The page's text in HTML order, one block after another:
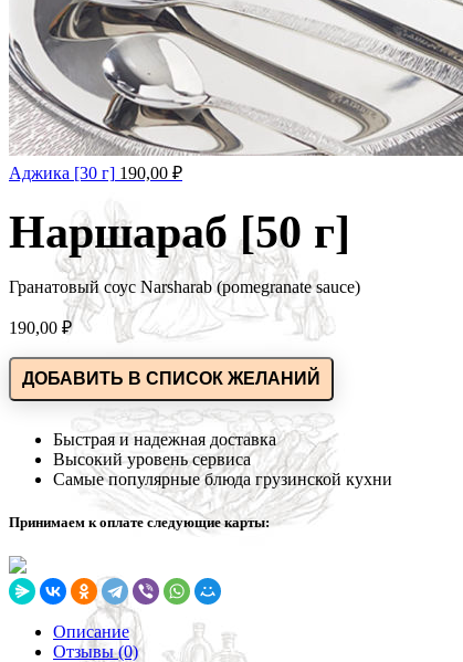
Аджика [30 г] 190,00 ₽
Наршараб [50 г]
Гранатовый соус Narsharab (pomegranate sauce)
190,00 ₽
ДОБАВИТЬ В СПИСОК ЖЕЛАНИЙ
Быстрая и надежная доставка
Высокий уровень сервиса
Самые популярные блюда грузинской кухни
Принимаем к оплате следующие карты:
Описание
Отзывы (0)